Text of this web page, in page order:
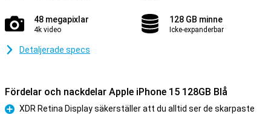
48 megapixlar
4k video
128 GB minne
Icke-expanderbar
Detaljerade specs
Fördelar och nackdelar Apple iPhone 15 128GB Blå
XDR Retina Display säkerställer att du alltid ser de skarpaste